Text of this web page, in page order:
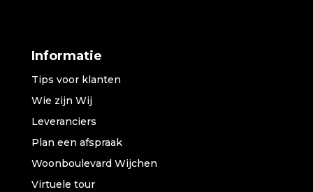
Informatie
Tips voor klanten
Wie zijn Wij
Leveranciers
Plan een afspraak
Woonboulevard Wijchen
Virtuele tour